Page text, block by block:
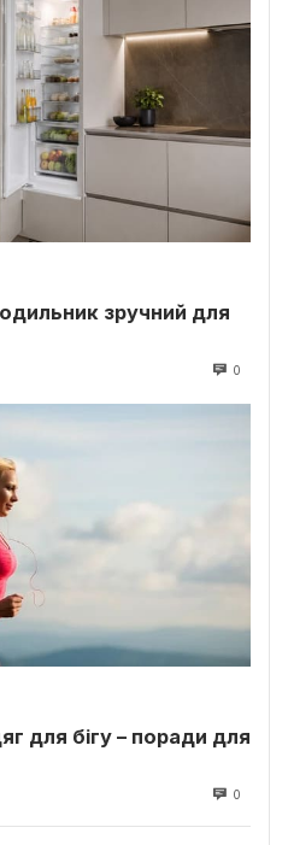
зручний для
0
для бігу – поради для
0